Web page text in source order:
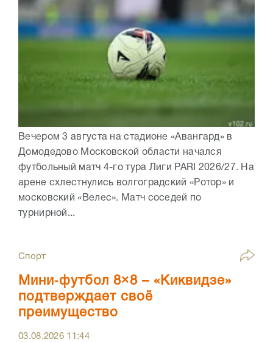
Вечером 3 августа на стадионе «Авангард» в
Домодедово Московской области начался
футбольный матч 4-го тура Лиги PARI 2026/27. На
арене схлестнулись волгоградский «Ротор» и
московский «Велес». Матч соседей по
турнирной...
Спорт
Мини‑футбол 8×8 – «Киквидзе»
подтверждает своё
преимущество
03.08.2026 11:44